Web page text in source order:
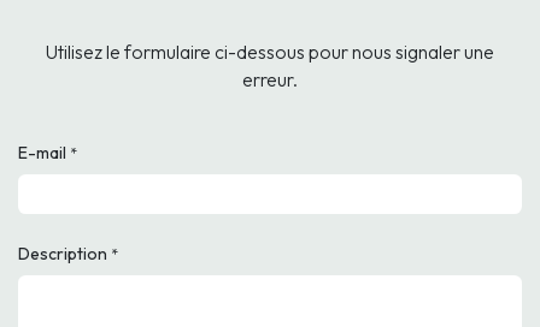
Utilisez le formulaire ci-dessous pour nous signaler une
erreur.
E-mail *
Description *